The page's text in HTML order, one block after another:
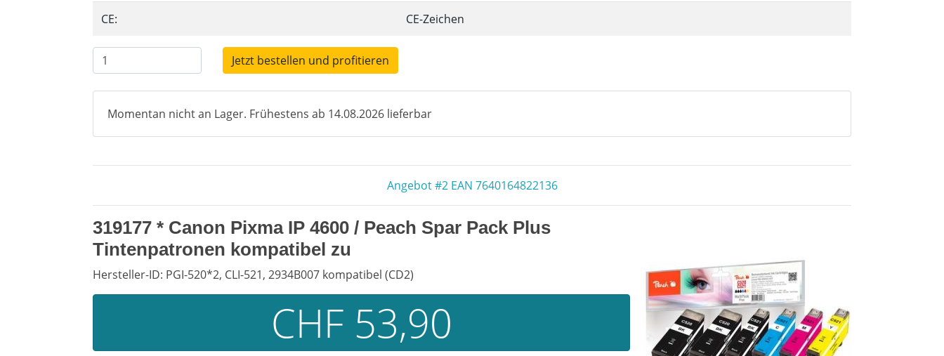
CE: CE-Zeichen
Jetzt bestellen und profitieren
Momentan nicht an Lager. Frühestens ab 14.08.2026 lieferbar
Angebot #2 EAN 7640164822136
319177 * Canon Pixma IP 4600 / Peach Spar Pack Plus
Tintenpatronen kompatibel zu
Hersteller-ID: PGI-520*2, CLI-521, 2934B007 kompatibel (CD2)
CHF 53,90